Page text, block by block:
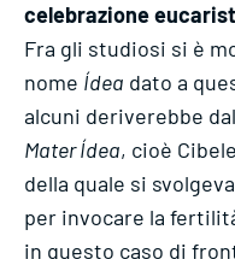
celebrazione
Fra gli studiosi si è
nome Ídea dato a
alcuni deriverebbe
Mater Ídea, cioè
della quale si
per invocare la
in questo caso di